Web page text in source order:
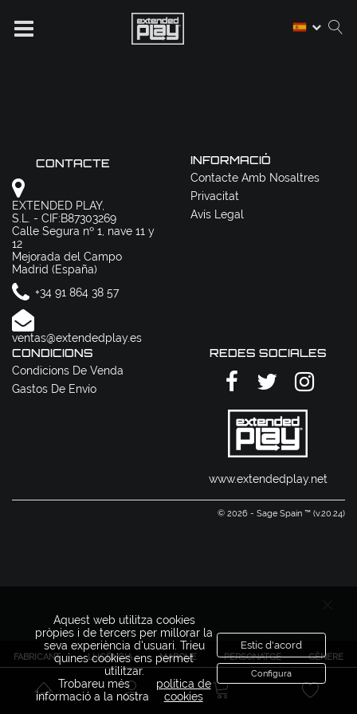
FABRICANT LLICÈNCIA MARQUE PERSONATGE GÈNERE
CONTACTE
EXTENDED PLAY,
S.L. - CIF:B87303269
Calle Segura nº 1, nave 11 y
12
Mejorada del Campo
Madrid (España)
+34 91 864 38 57
ventas@extendedplay.es
INFORMACIÓ
Contacte Amb Nosaltres
Privacitat
Avís Legal
CONDICIONS
Condicions De Venda
Gastos De Envío
REDES SOCIALES
www.extendedplay.net
© 2026 - Sage Spain ™ (v.20.24)
Aquest web utilitza cookies
pròpies i de tercers per millorar la
seva experiència d'usuari. Trieu
quines cookies ens permet
utilitzar.
Trobareu més
informació a la nostra
política de
cookies
Estic d'acord
Configura